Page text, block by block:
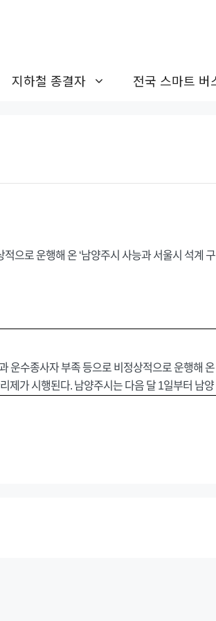
지하철 종결자 전국 스마트 버
으로 운행해 온 ‘남양주시 사능과 서울시 석계
운수종사자 부족 등으로 비정상적으로 운행해 온
제가 시행된다. 남양주시는 다음 달 1일부터 남양